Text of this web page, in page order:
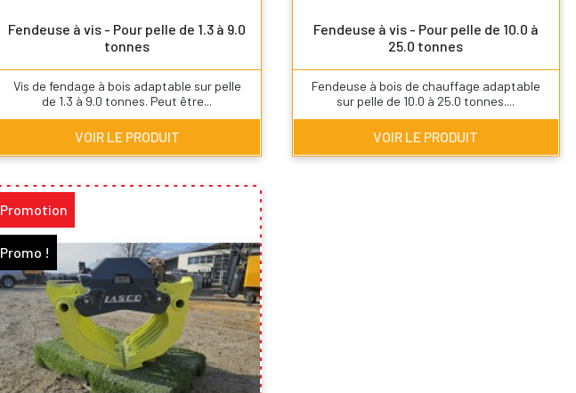
Fendeuse à vis - Pour pelle de 1.3 à 9.0
tonnes
Vis de fendage à bois adaptable sur pelle
de 1.3 à 9.0 tonnes. Peut être...
VOIR LE PRODUIT
Fendeuse à vis - Pour pelle de 10.0 à
25.0 tonnes
Fendeuse à bois de chauffage adaptable
sur pelle de 10.0 à 25.0 tonnes....
VOIR LE PRODUIT
Promotion
Promo !